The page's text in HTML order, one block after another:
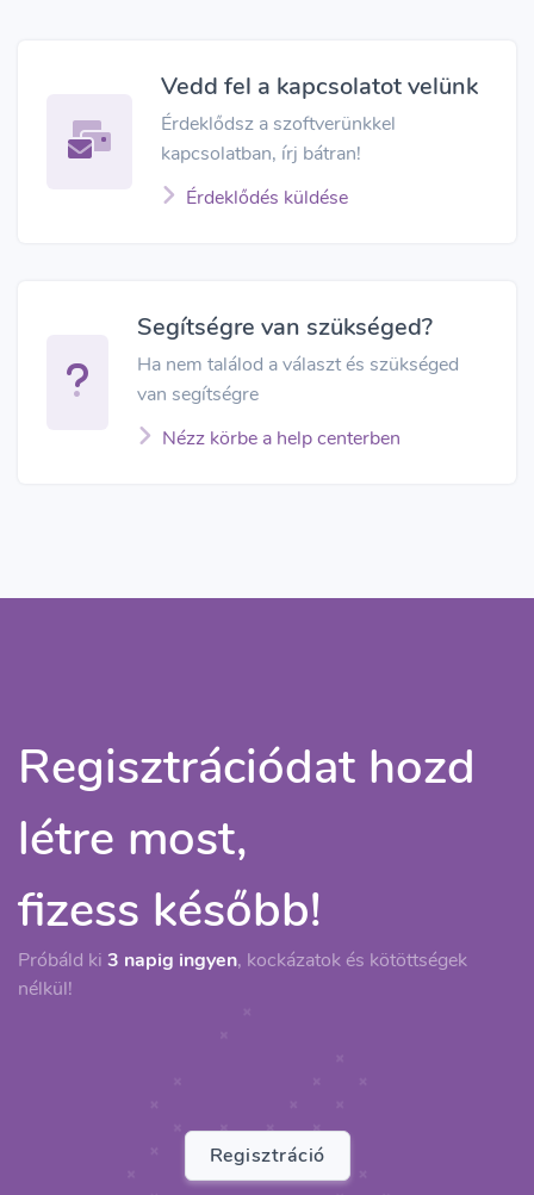
Vedd fel a kapcsolatot velünk
Érdeklődsz a szoftverünkkel
kapcsolatban, írj bátran!
Érdeklődés küldése
Segítségre van szükséged?
Ha nem találod a választ és szükséged
van segítségre
Nézz körbe a help centerben
Regisztrációdat hozd
létre most,
fizess később!
Próbáld ki 3 napig ingyen, kockázatok és kötöttségek
nélkül!
Regisztráció